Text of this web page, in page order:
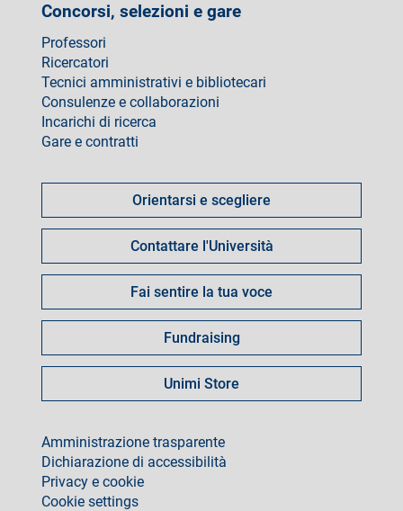
Concorsi, selezioni e gare
Professori
Ricercatori
Tecnici amministrativi e bibliotecari
Consulenze e collaborazioni
Incarichi di ricerca
Gare e contratti
fare
Orientarsi e scegliere
Contattare l'Università
Fai sentire la tua voce
Fundraising
Unimi Store
footer
Amministrazione trasparente
Dichiarazione di accessibilità
Privacy e cookie
Cookie settings